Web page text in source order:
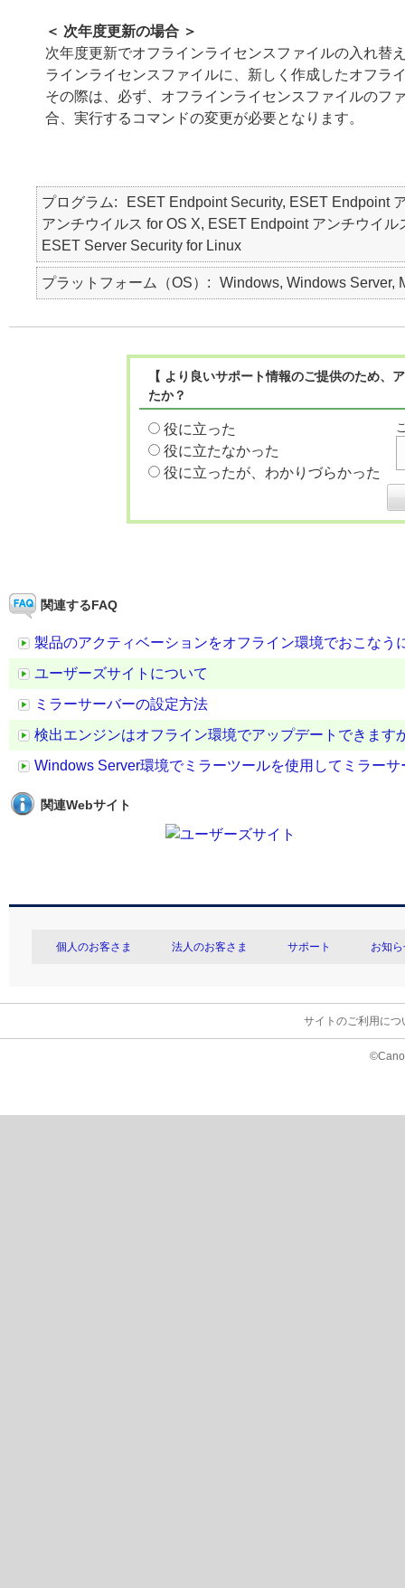
＜ 次年度更新の場合 ＞
次年度更新でオフラインライセンスファイルの入れ替
ラインライセンスファイルに、新しく作成したオフラ
その際は、必ず、オフラインライセンスファイルのフ
合、実行するコマンドの変更が必要となります。
プログラム
ESET Endpoint Security, ESET Endpoint
アンチウイルス for OS X, ESET Endpoint アンチウイ
ESET Server Security for Linux
プラットフォーム（OS） Windows, Windows Server,
【 より良いサポート情報のご提供のため
たか？
役に立った
役に立たなかった
役に立ったが、わかりづらかった
関連するFAQ
製品のアクティベーションをオフライン環境でおこなう
ユーザーズサイトについて
ミラーサーバーの設定方法
検出エンジンはオフライン環境でアップデートできます
Windows Server環境でミラーツールを使用してミラー
関連Webサイト
個人のお客さま 法人のお客さま サポート お知
サイトのご利用につ